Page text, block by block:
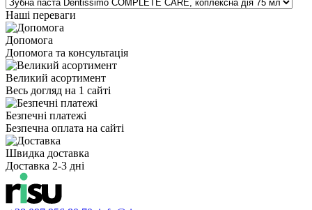
Наші переваги
Допомога
Допомога та консультація
Великий асортимент
Весь догляд на 1 сайті
Безпечні платежі
Безпечна оплата на сайті
Швидка доставка
Доставка 2-3 дні